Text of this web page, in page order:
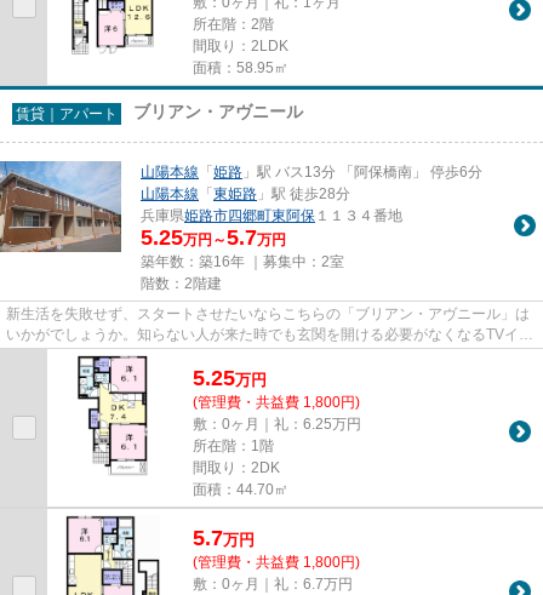
所在階：2階
間取り：2LDK
面積：58.95㎡
賃貸｜アパート ブリアン・アヴニール
山陽本線 「姫路 」駅 バス13分 「阿保橋南」 停歩6分
山陽本線 「東姫路 」駅 徒歩28分
兵庫県姫路市四郷町東阿保 １１３４番地
5.25万円～5.7万円
築年数：築16年 ｜募集中： 2室
階数：2階建
新生活を失敗せず、スタートさせたいならこちらの「ブリアン・アヴニール」は
いかがでしょうか。知らない人が来た時でも玄関を開ける必要がなくなるTVイン
ターホンが付いております。...
5.25万円
(管理費・共益費 1,800円)
敷：0ヶ月｜礼：6.25万円
所在階：1階
間取り：2DK
面積：44.70㎡
5.7万円
(管理費・共益費 1,800円)
敷：0ヶ月｜礼：6.7万円